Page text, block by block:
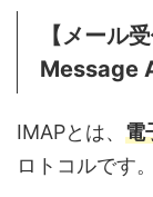
【メール
Message
IMAPとは、 電
ロトコルです。